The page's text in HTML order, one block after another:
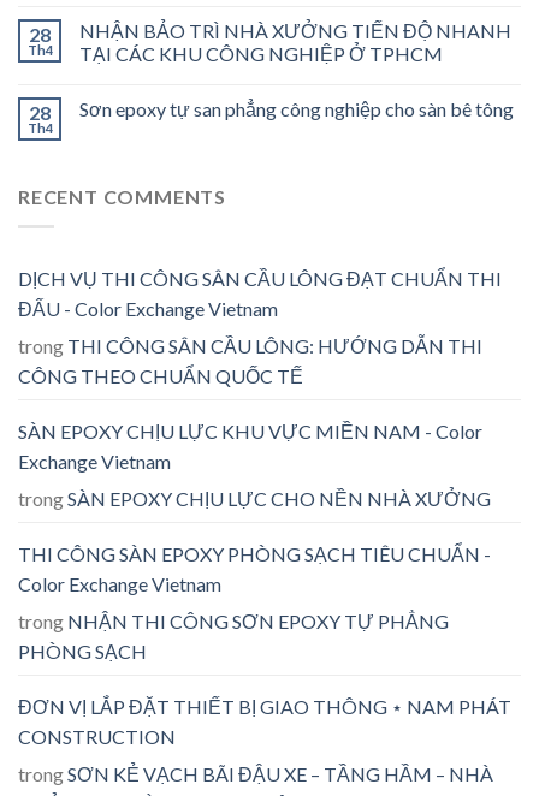
28
Th4
NHẬN BẢO TRÌ NHÀ XƯỞNG TIẾN ĐỘ NHANH
TẠI CÁC KHU CÔNG NGHIỆP Ở TPHCM
28
Th4
Sơn epoxy tự san phẳng công nghiệp cho sàn bê tông
RECENT COMMENTS
DỊCH VỤ THI CÔNG SÂN CẦU LÔNG ĐẠT CHUẨN THI
ĐẤU - Color Exchange Vietnam
trong THI CÔNG SÂN CẦU LÔNG: HƯỚNG DẪN THI
CÔNG THEO CHUẨN QUỐC TẾ
SÀN EPOXY CHỊU LỰC KHU VỰC MIỀN NAM - Color
Exchange Vietnam
trongSÀN EPOXY CHỊU LỰC CHO NỀN NHÀ XƯỞNG
THI CÔNG SÀN EPOXY PHÒNG SẠCH TIÊU CHUẨN -
Color Exchange Vietnam
trong NHẬN THI CÔNG SƠN EPOXY TỰ PHẲNG
PHÒNG SẠCH
ĐƠN VỊ LẮP ĐẶT THIẾT BỊ GIAO THÔNG ⋆ NAM PHÁT
CONSTRUCTION
trongSƠN KẺ VẠCH BÃI ĐẬU XE – TẦNG HẦM – NHÀ